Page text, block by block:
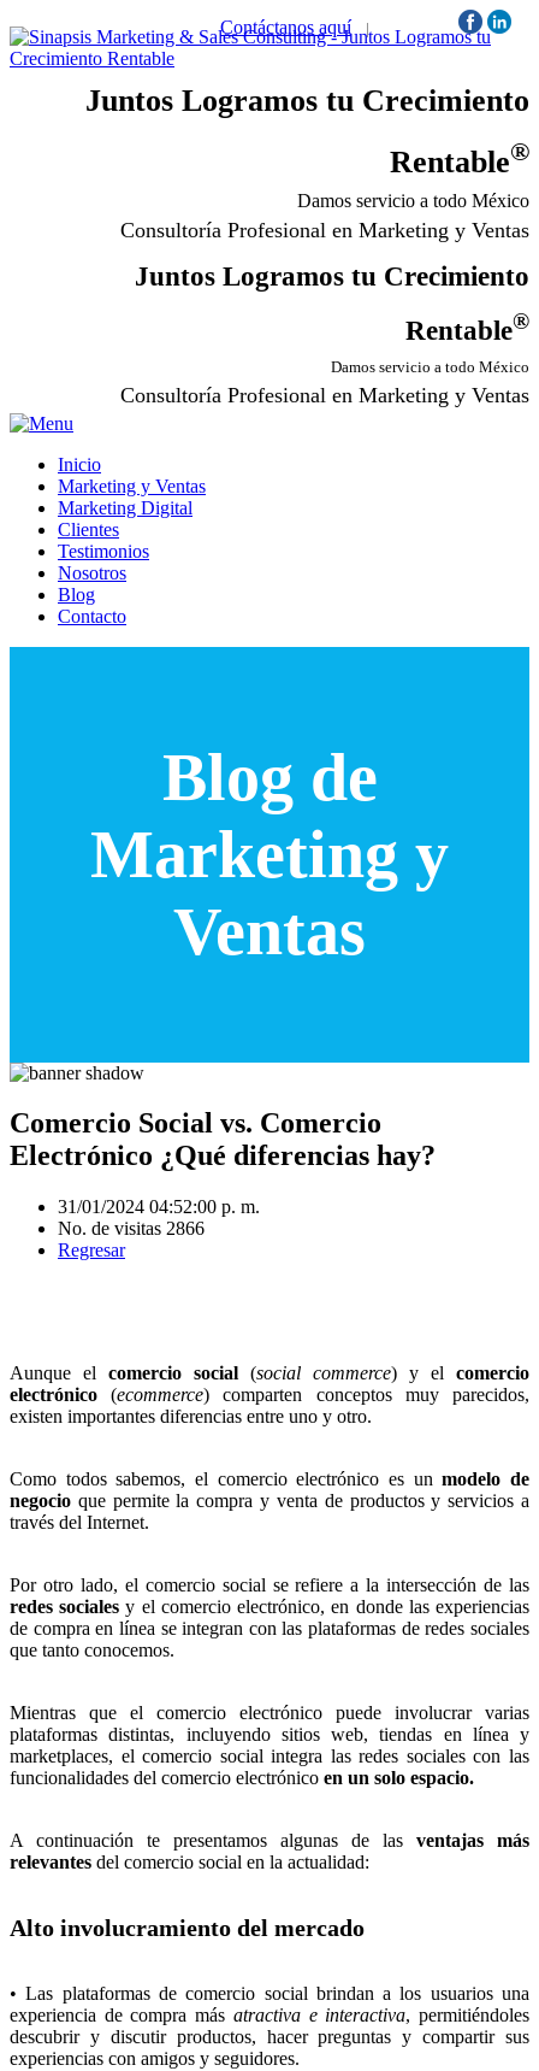
Contáctanos aquí | Síguenos:
Juntos Logramos tu Crecimiento
Rentable®
Damos servicio a todo México
Consultoría Profesional en Marketing y Ventas
Juntos Logramos tu Crecimiento
Rentable®
Damos servicio a todo México
Consultoría Profesional en Marketing y Ventas
Inicio
Marketing y Ventas
Marketing Digital
Clientes
Testimonios
Nosotros
Blog
Contacto
Blog de
Marketing y
Ventas
Comercio Social vs. Comercio
Electrónico ¿Qué diferencias hay?
31/01/2024 04:52:00 p. m.
No. de visitas 2866
Regresar
Aunque el comercio social (social commerce) y el comercio
electrónico (ecommerce) comparten conceptos muy parecidos,
existen importantes diferencias entre uno y otro.
Como todos sabemos, el comercio electrónico es unmodelo de
negocio que permite la compra y venta de productos y servicios a
través del Internet.
Por otro lado, el comercio social se refiere a la intersección de las
redes sociales y el comercio electrónico, en donde las experiencias
de compra en línea se integran con las plataformas de redes sociales
que tanto conocemos.
Mientras que el comercio electrónico puede involucrar varias
plataformas distintas, incluyendo sitios web, tiendas en línea y
marketplaces, el comercio social integra las redes sociales con las
funcionalidades del comercio electrónico en un solo espacio.
A continuación te presentamos algunas de las ventajas más
relevantes del comercio social en la actualidad:
Alto involucramiento del mercado
• Las plataformas de comercio social brindan a los usuarios una
experiencia de compra más atractiva e interactiva, permitiéndoles
descubrir y discutir productos, hacer preguntas y compartir sus
experiencias con amigos y seguidores.